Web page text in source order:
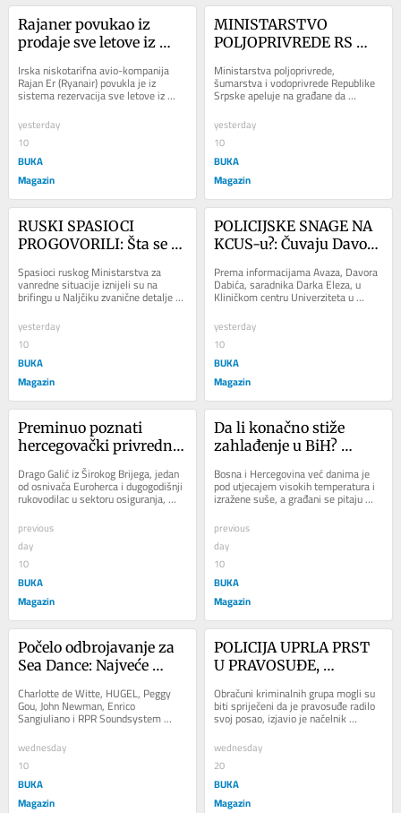
Rajaner povukao iz
prodaje sve letove iz
Irska niskotarifna avio-kompanija
Rajan Er (Ryanair) povukla je iz
sistema rezervacija sve letove iz
Niša, pa karte trenutno više nije
moguće...
yesterday
10
BUKA
Magazin
MINISTARSTVO
POLJOPRIVREDE RS
Ministarstva poljoprivrede,
šumarstva i vodoprivrede Republike
Srpske apeluje na građane da
racionalno i odgovorno koriste vodu
usljed suše. –...
yesterday
10
BUKA
Magazin
RUSKI SPASIOCI
PROGOVORILI: Šta se
planinarima na
Elbrusu?
Spasioci ruskog Ministarstva za
vanredne situacije iznijeli su na
brifingu u Naljčiku zvanične detalje o
mogućim uzrocima pogibije pet
zeničkih...
yesterday
10
BUKA
Magazin
POLICIJSKE SNAGE NA
KCUS-u?: Čuvaju Davora
Prema informacijama Avaza, Davora
Dabića, saradnika Darka Eleza, u
Kliničkom centru Univerziteta u
snage....
yesterday
10
BUKA
Magazin
Preminuo poznati
hercegovački privrednik
Drago Galić
Drago Galić iz Širokog Brijega, jedan
od osnivača Euroherca i dugogodišnji
rukovodilac u sektoru osiguranja,
preminuo je u 73. godini života....
previous
day
10
BUKA
Magazin
Da li konačno stiže
zahlađenje u BiH?
preciznu prognozu
Bosna i Hercegovina već danima je
pod utjecajem visokih temperatura i
izražene suše, a građani se pitaju
kada će konačno stići osvježenje i...
previous
day
10
BUKA
Magazin
Počelo odbrojavanje za
Sea Dance: Najveće
Budvu, ulaz slobodan
uz registraciju
Charlotte de Witte, HUGEL, Peggy
Gou, John Newman, Enrico
Sangiuliano i RPR Soundsystem
predvode veliko festivalsko finale
ljeta, koje će od 28. do...
wednesday
10
BUKA
Magazin
POLICIJA UPRLA PRST
U PRAVOSUĐE,
kriminalnih grupa u
Istočnom Sarajevu
Obračuni kriminalnih grupa mogli su
biti spriječeni da je pravosuđe radilo
svoj posao, izjavio je načelnik
Policijske uprave Istočno Sarajevo...
wednesday
20
BUKA
Magazin